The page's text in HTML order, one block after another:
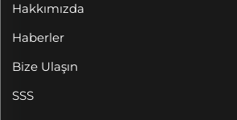
Hakkımızda
Haberler
Bize Ulaşın
SSS